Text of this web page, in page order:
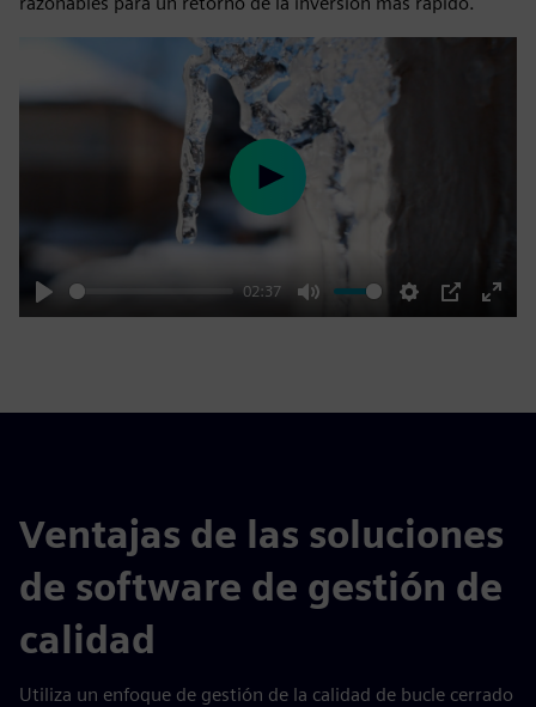
Play
02:37
Mute Settings
PIP
Enter
Play
Ventajas de las soluciones
de software de gestión de
calidad
Utiliza un enfoque de gestión de la calidad de bucle cerrado